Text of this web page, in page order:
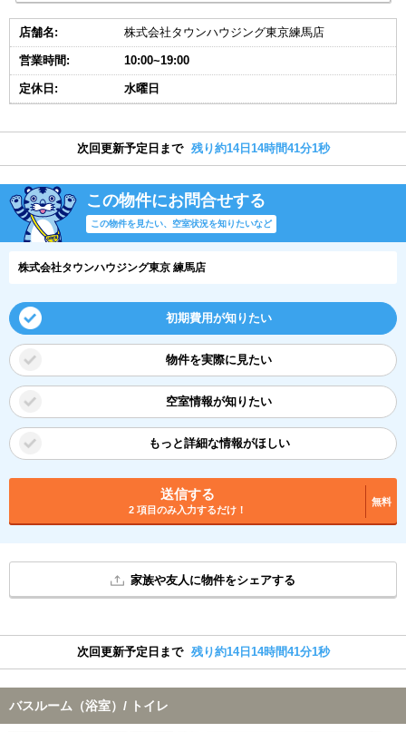
店舗名: 株式会社タウンハウジング東京練馬店
営業時間: 10:00~19:00
定休日: 水曜日
次回更新予定日まで 残り約14日14時間41分0秒
この物件にお問合せする
この物件を見たい、空室状況を知りたいなど
株式会社タウンハウジング東京 練馬店
初期費用が知りたい
物件を実際に見たい
空室情報が知りたい
もっと詳細な情報がほしい
送信する
2 項目のみ入力するだけ！
無料
家族や友人に物件をシェアする
次回更新予定日まで 残り約14日14時間41分0秒
バスルーム（浴室）/ トイレ